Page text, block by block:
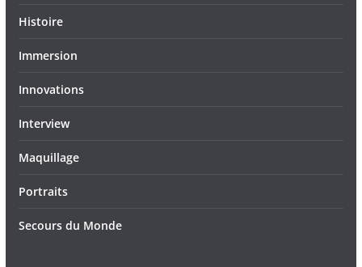
Histoire
Immersion
Innovations
Interview
Maquillage
Portraits
Secours du Monde